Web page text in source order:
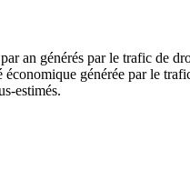
générée par le
estimés.